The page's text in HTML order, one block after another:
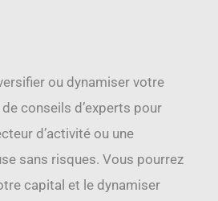
ou dynamiser votre
conseils d’experts pour
d’activité ou une
sans risques. Vous pourrez
capital et le dynamiser